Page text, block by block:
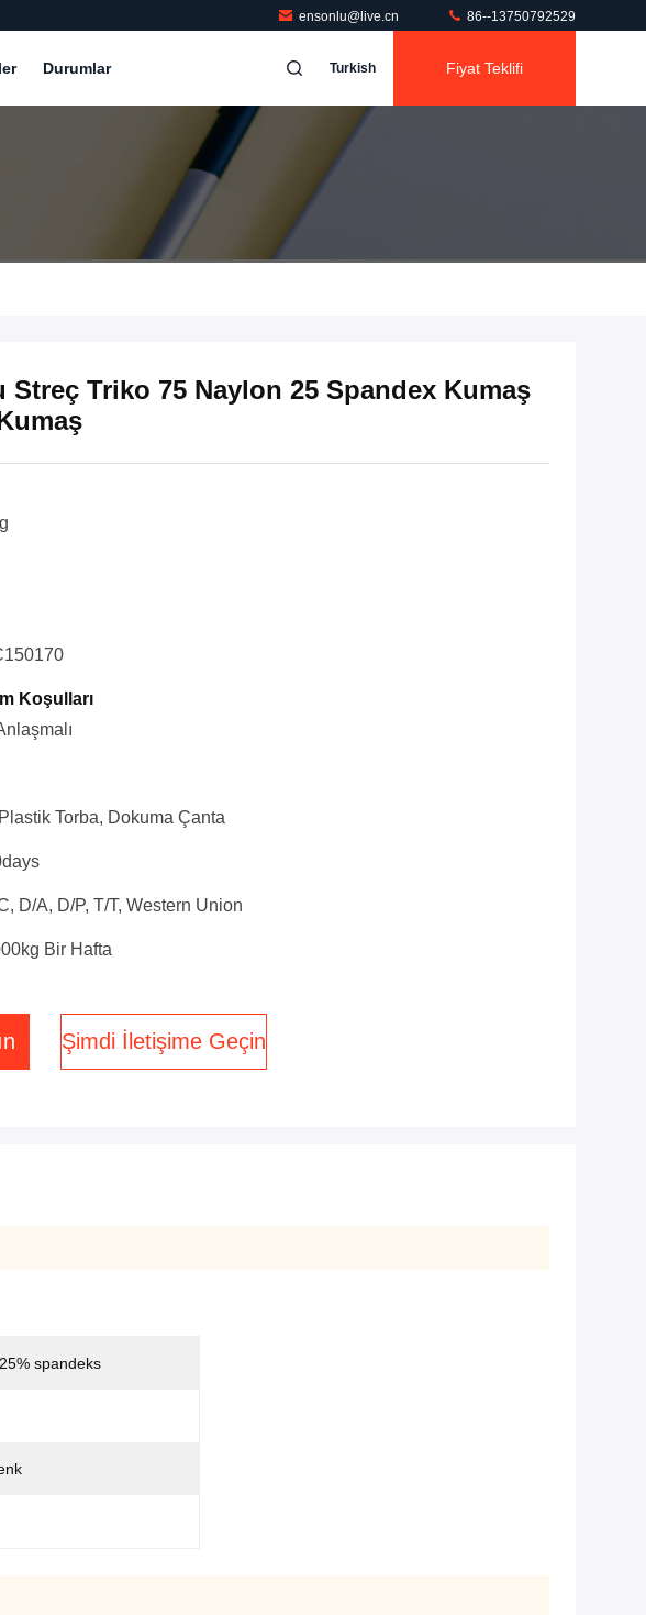
ensonlu@live.cn 86--13750792529
Durumlar Turkish Fiyat Teklifi
Streç Triko 75 Naylon 25 Spandex Kumaş
Koşulları
Torba, Dokuma Çanta
D/A, D/P, T/T, Western Union
Bir Hafta
Şimdi İletişime Geçin
spandeks